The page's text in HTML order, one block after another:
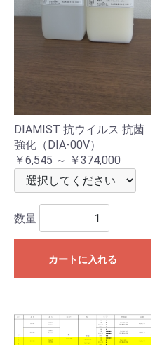
DIAMIST 抗ウイルス 抗菌
強化（DIA-00V）
￥6,545 ～ ￥374,000
数量
カートに入れる